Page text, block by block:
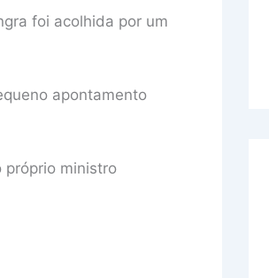
foi acolhida por um
apontamento
próprio ministro